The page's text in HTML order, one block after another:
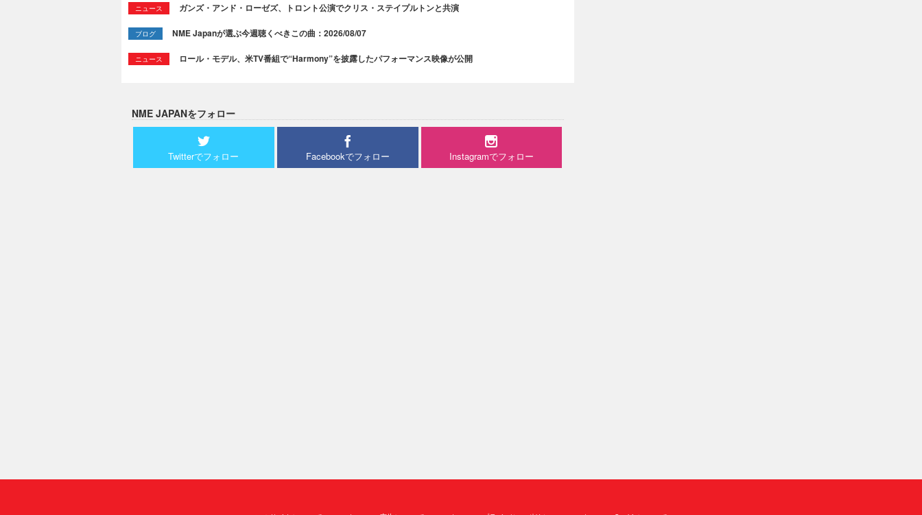
ニュース ガンズ・アンド・ローゼズ、トロント公演でクリス・ステイプルトンと共演
ブログ NME Japanが選ぶ今週聴くべきこの曲：2026/08/07
ニュース ロール・モデル、米TV番組で“Harmony”を披露したパフォーマンス映像が公開
NME JAPANをフォロー
Twitterでフォロー Facebookでフォロー Instagramでフォロー